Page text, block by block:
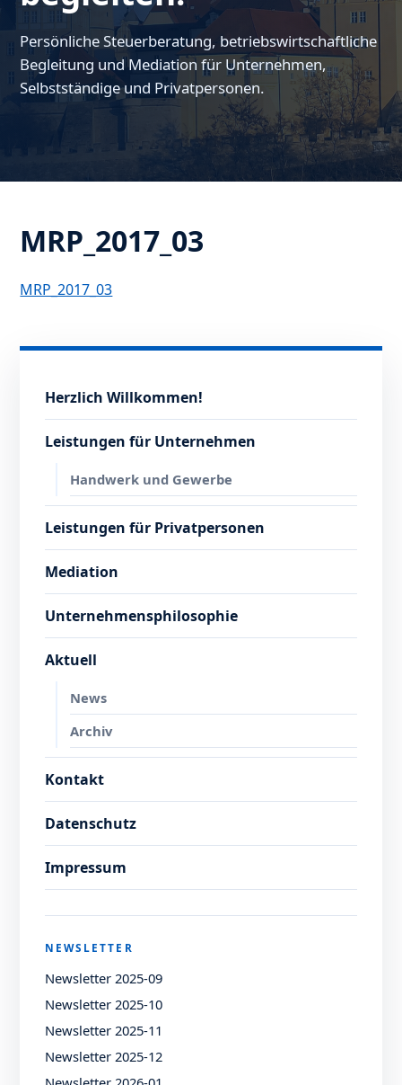
Persönliche Steuerberatung, betriebswirtschaftliche
Begleitung und Mediation für Unternehmen,
Selbstständige und Privatpersonen.
MRP_2017_03
MRP_2017_03
Herzlich Willkommen!
Leistungen für Unternehmen
Handwerk und Gewerbe
Leistungen für Privatpersonen
Mediation
Unternehmensphilosophie
Aktuell
News
Archiv
Kontakt
Datenschutz
Impressum
NEWSLETTER
Newsletter 2025-09
Newsletter 2025-10
Newsletter 2025-11
Newsletter 2025-12